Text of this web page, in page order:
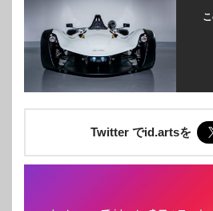
Twitter でid.artsを